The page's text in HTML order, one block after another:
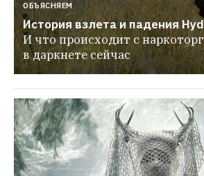
ОБЪЯСНЯЕМ
История взлета и падения
И что происходит с
в даркнете сейчас